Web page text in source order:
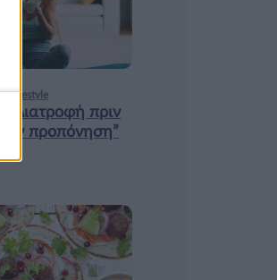
& lifestyle
“Διατροφή πριν
την προπόνηση”